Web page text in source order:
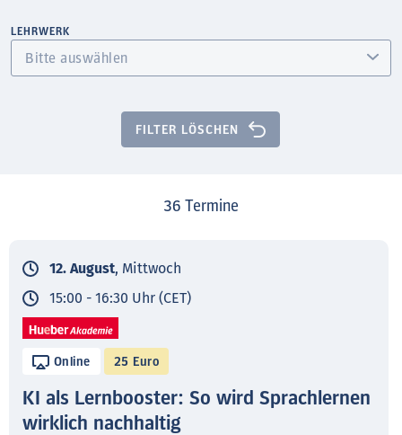
LEHRWERK
FILTER LÖSCHEN
36 Termine
12. August, Mittwoch
15:00 - 16:30 Uhr (CET)
Online 25 Euro
KI als Lernbooster: So wird Sprachlernen
wirklich nachhaltig